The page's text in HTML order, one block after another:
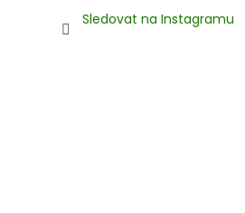
Sledovat na Instagramu